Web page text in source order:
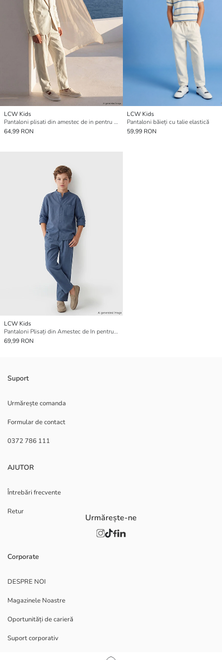
LCW Kids
Pantaloni plisati din amestec de in pentru băieți
64,99 RON
LCW Kids
Pantaloni băieți cu talie elastică
59,99 RON
LCW Kids
Pantaloni Plisați din Amestec de In pentru Băieți
69,99 RON
Suport
Urmărește comanda
Formular de contact
0372 786 111
AJUTOR
Întrebări frecvente
Retur
Corporate
DESPRE NOI
Magazinele Noastre
Oportunități de carieră
Suport corporativ
Urmărește-ne